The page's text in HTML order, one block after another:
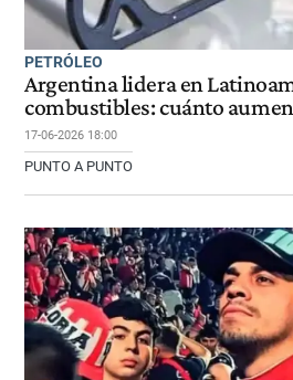
PETRÓLEO
Argentina lidera en
combustibles: cuánto
17-06-2026 18:00
PUNTO A PUNTO